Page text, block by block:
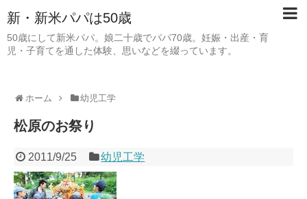
新・新米パパは50歳
50歳にして新米パパ。娘二十歳でパパ70歳。妊娠・出産・育
児・子育てを通した体験、思いなどを綴っています。
ホーム 幼児工学
松原のお祭り
2011/9/25 幼児工学